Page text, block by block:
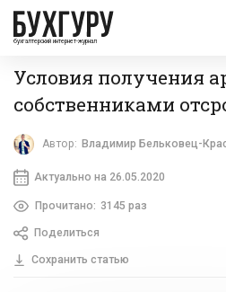
бухгалтерский интернет-журнал
Условия получения
собственниками
Автор: Владимир Бельковец-
Актуально на 26.05.2020
Прочитано: 3145 раз
Поделиться
Сохранить статью